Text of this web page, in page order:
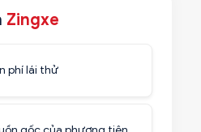
Zingxe
phí lái thử